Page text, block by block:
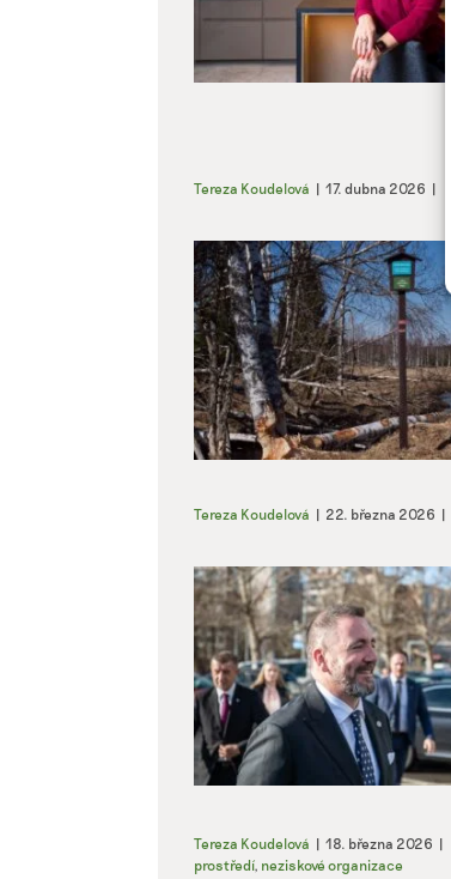
Tereza Koudelová | 17. dubna 2026 |
Tereza Koudelová | 22. března 2026 |
Tereza Koudelová | 18. března 2026 |
prostředí, neziskové organizace